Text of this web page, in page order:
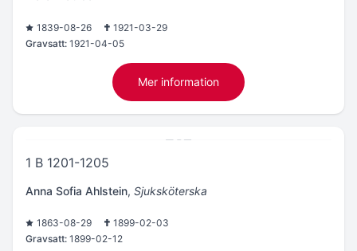
1839-08-26
1921-03-29
Gravsatt: 1921-04-05
Mer information
1 B 1201-1205
Anna Sofia Ahlstein, Sjuksköterska
1863-08-29
1899-02-03
Gravsatt: 1899-02-12